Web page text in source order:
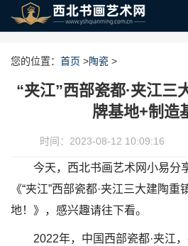
您的位置： 首页 >陶瓷 >
“夹江”西部瓷都·夹江
牌基地+制造
时间：2023-08-12 10:09:16
今天，西北书画艺术网小易分
《“夹江”西部瓷都·夹江三大建陶
地！》，感兴趣请往下看。
2022年，中国西部瓷都·夹江